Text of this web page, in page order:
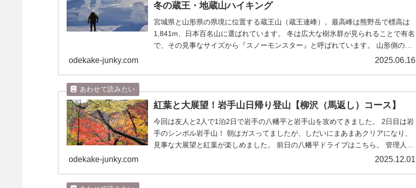
冬の蔵王・地蔵山ハイキング
宮城県と山形県の県境に位置する蔵王山（蔵王連峰）。最高峰は熊野岳で標高は
1,841m、日本百名山に選ばれています。 冬は広大な樹氷群が見られることで有名
で、その見事なサイズから『スノーモンスター』と呼ばれています。 山形側の裾
odekake-junky.com 2025.06.16
紅葉と大展望！岩手山日帰り登山【柳沢（馬返し）コース】
今回は友人と2人で1泊2日で岩手の八幡平と岩手山を攻めてきました。 2日目は岩
手のシンボル岩手山！ 朝はガスってましたが、しだいにまあまあクリアになり、
見事な大展望と紅葉が楽しめました。 前日の八幡平ドライブはこちら。 管理人お
odekake-junky.com 2025.12.01